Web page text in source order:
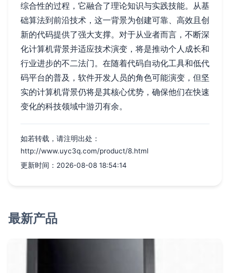
综合性的过程，它融合了理论知识与实践技能。从基
础算法到前沿技术，这一背景为创建可靠、高效且创
新的代码提供了强大支撑。对于从业者而言，不断深
化计算机背景并适应技术演变，将是推动个人成长和
行业进步的不二法门。在随着代码自动化工具和低代
码平台的普及，软件开发人员的角色可能演变，但坚
实的计算机背景仍将是其核心优势，确保他们在快速
变化的科技领域中游刃有余。
如若转载，请注明出处：
http://www.uyc3q.com/product/8.html
更新时间：2026-08-08 18:54:14
最新产品